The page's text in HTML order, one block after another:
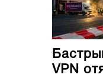
VPN